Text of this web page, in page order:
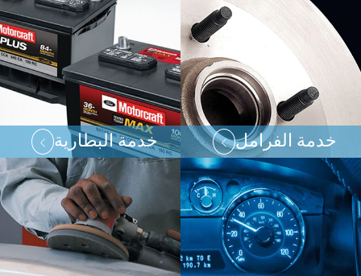
خدمة البطارية خدمة الفرامل